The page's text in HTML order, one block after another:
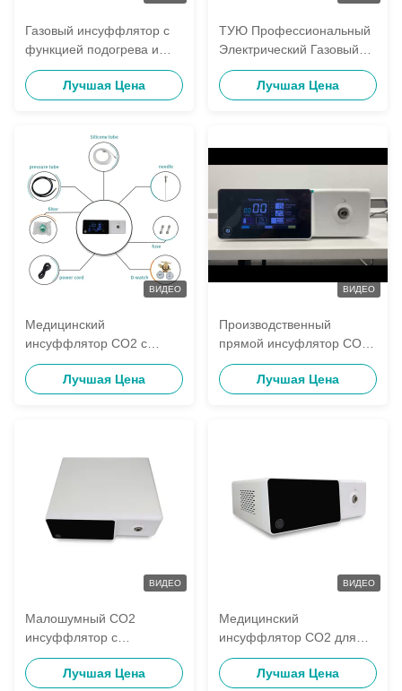
Газовый инсуффлятор с
функцией подогрева и
высоким потоком: CO₂ для
лапароскопических
Лучшая Цена
ТУЮ Профессиональный
Электрический Газовый
Инсуффлятор для
Хирургических Операций,
Лучшая Цена
ВИДЕО
Медицинский
инсуффлятор CO2 с
функцией подогрева,
высокой скоростью потока
лапароскопической
хирургии
Лучшая Цена
ВИДЕО
Производственный
прямой инсуфлятор СО2
с встроенным нагревом и
высоким потоком 40L /
экраном
Лучшая Цена
ВИДЕО
Малошумный CO2
инсуффлятор с
длительным сроком
службы и стабильной
Лучшая Цена
ВИДЕО
Медицинский
инсуффлятор CO2 для
хирургического
применения с
Лучшая Цена